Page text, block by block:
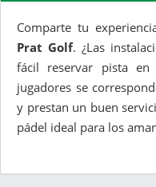
Comparte tu
Prat Golf. ¿Las
fácil reservar pista
jugadores se
y prestan un buen
pádel ideal para los